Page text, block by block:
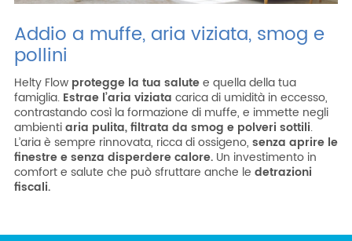
Addio a muffe, aria viziata, smog e
pollini
Helty Flow protegge la tua salutee quella della tua
famiglia. Estrae l’aria viziata carica di umidità in eccesso,
contrastando così la formazione di muffe, e immette negli
ambientiaria pulita, filtrata da smog e polveri sottili.
L’aria è sempre rinnovata, ricca di ossigeno, senza aprire le
finestre e senza disperdere calore. Un investimento in
comfort e salute che può sfruttare anche le detrazioni
fiscali.